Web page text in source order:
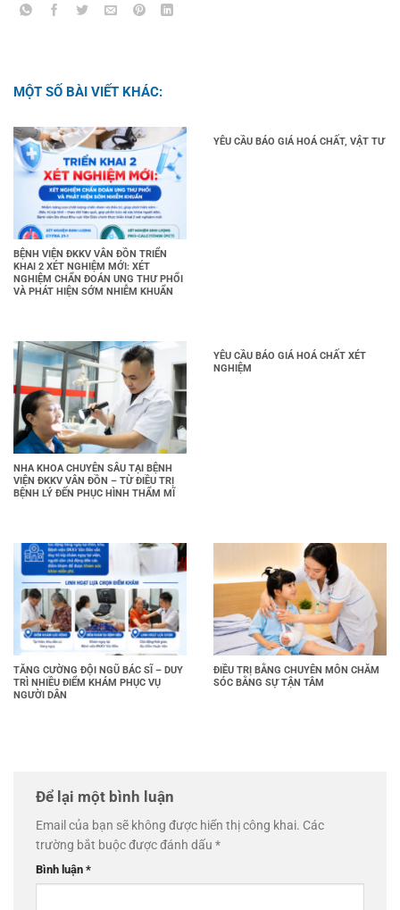
MỘT SỐ BÀI VIẾT KHÁC:
BỆNH VIỆN ĐKKV VÂN ĐỒN TRIỂN
KHAI 2 XÉT NGHIỆM MỚI: XÉT
NGHIỆM CHẨN ĐOÁN UNG THƯ PHỔI
VÀ PHÁT HIỆN SỚM NHIỄM KHUẨN
YÊU CẦU BÁO GIÁ HOÁ CHẤT, VẬT TƯ
NHA KHOA CHUYÊN SÂU TẠI BỆNH
VIỆN ĐKKV VÂN ĐỒN – TỪ ĐIỀU TRỊ
BỆNH LÝ ĐẾN PHỤC HÌNH THẨM MĨ
YÊU CẦU BÁO GIÁ HOÁ CHẤT XÉT
NGHIỆM
TĂNG CƯỜNG ĐỘI NGŨ BÁC SĨ – DUY
TRÌ NHIỀU ĐIỂM KHÁM PHỤC VỤ
NGƯỜI DÂN
ĐIỀU TRỊ BẰNG CHUYÊN MÔN CHĂM
SÓC BẰNG SỰ TẬN TÂM
Để lại một bình luận
Email của bạn sẽ không được hiển thị công khai. Các
trường bắt buộc được đánh dấu *
Bình luận *